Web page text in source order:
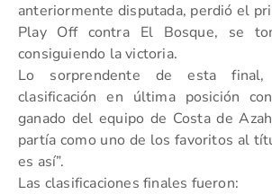
anteriormente disputada, perdió el
Play Off contra El Bosque, se
consiguiendo la victoria.
Lo sorprendente de esta
clasificación en última posición
ganado del equipo de Costa de
partía como uno de los favoritos al
es así”.
Las clasificaciones finales fueron: